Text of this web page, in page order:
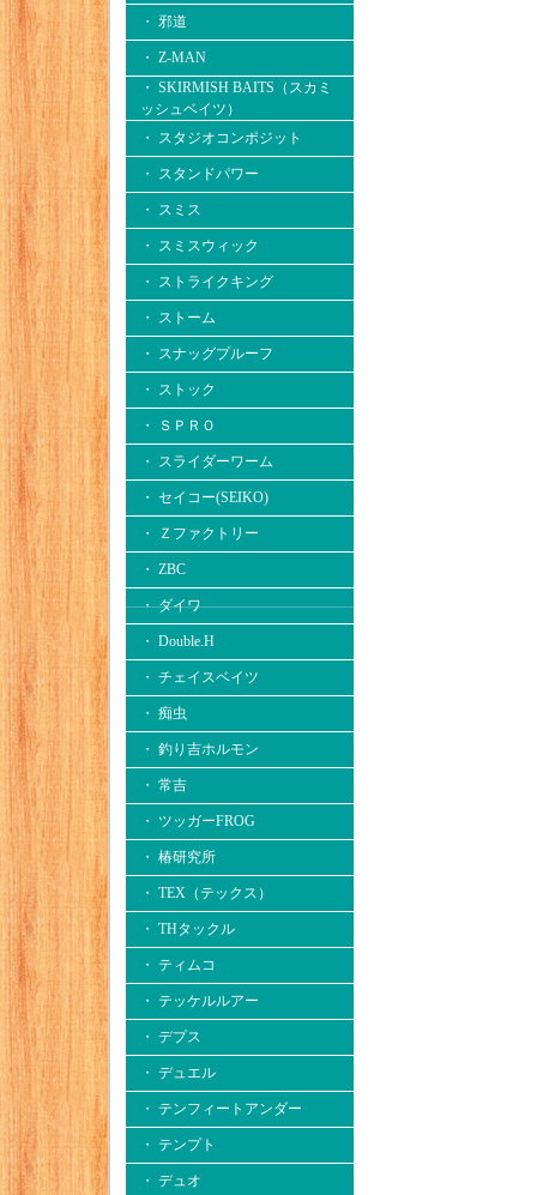
・ 邪道
・ Z-MAN
・ SKIRMISH BAITS（スカミ
ッシュベイツ）
・ スタジオコンポジット
・ スタンドパワー
・ スミス
・ スミスウィック
・ ストライクキング
・ ストーム
・ スナッグプルーフ
・ ストック
・ ＳＰＲＯ
・ スライダーワーム
・ セイコー(SEIKO)
・ Ｚファクトリー
・ ZBC
・ ダイワ
・ Double.H
・ チェイスベイツ
・ 痴虫
・ 釣り吉ホルモン
・ 常吉
・ ツッガーFROG
・ 椿研究所
・ TEX（テックス）
・ THタックル
・ ティムコ
・ テッケルルアー
・ デプス
・ デュエル
・ テンフィートアンダー
・ テンプト
・ デュオ